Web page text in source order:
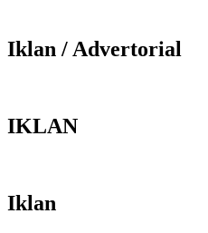
Iklan / Advertorial
IKLAN
Iklan